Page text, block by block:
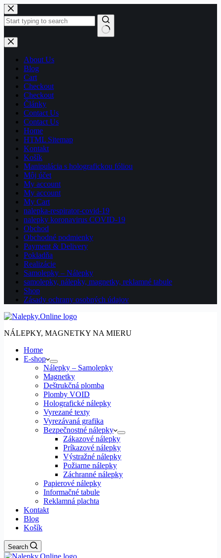
Skip
to
content
No
results
About Us
Blog
Cart
Checkout
Checkout
Články
Contact Us
Contact Us
Home
HTML Sitemap
Kontakt
Košík
Manipulácia s holografickou fóliou
Môj účet
My account
My account
My Cart
nalepka-respirator-covid-19
nalepky koronavirus COVID-19
Obchod
Obchodné podmienky
Payment & Delivery
Pokladňa
Realizácie
Samolepky – Nálepky
samolepky, nálepky, magnetky, reklamné tabule
Shop
Zásady ochrany osobných údajov
NÁLEPKY, MAGNETKY NA MIERU
Home
E-shop
Nálepky – Samolepky
Magnetky
Deštrukčná plomba
Plomby VOID
Holografické nálepky
Vyrezané texty
Vyrezávaná grafika
Bezpečnostné nálepky
Zákazové nálepky
Príkazové nálepky
Výstražné nálepky
Požiarne nálepky
Záchranné nálepky
Papierové nálepky
Informačné tabule
Reklamná plachta
Kontakt
Blog
Košík
Search